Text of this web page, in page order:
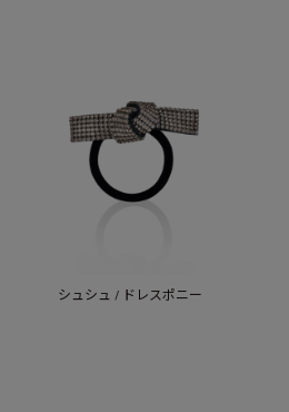
シュシュ / ドレスポニー